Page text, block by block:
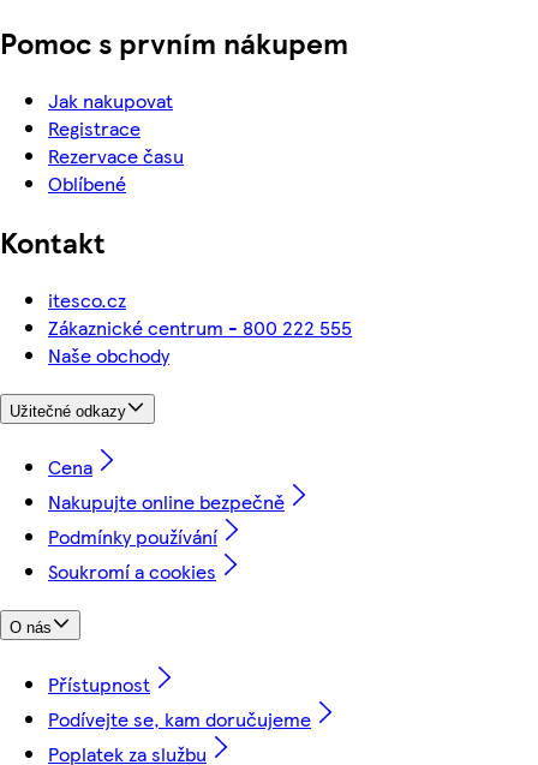
Pomoc s prvním nákupem
Jak nakupovat
Registrace
Rezervace času
Oblíbené
Kontakt
itesco.cz
Zákaznické centrum - 800 222 555
Naše obchody
Užitečné odkazy
Cena
Nakupujte online bezpečně
Podmínky používání
Soukromí a cookies
O nás
Přístupnost
Podívejte se, kam doručujeme
Poplatek za službu